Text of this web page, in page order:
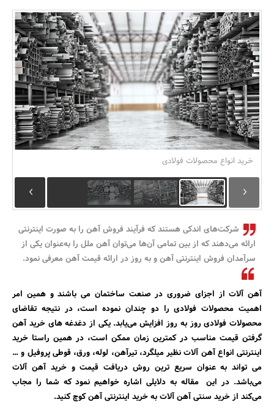
بانک، بیمه و سرمایه
مسکن و ساختمان
خرید انواع محصولات فولادی
شرکت‌های اندکی هستند که فرآیند فروش آهن را به صورت اینترنتی
ارائه می‌دهند که از بین تمامی آن‌ها می‌توان آهن ملل را به‌عنوان یکی از
سرآمدان فروش اینترنتی آهن و به روز در ارائه قیمت آهن معرفی نمود.
آهن‌ آلات از اجزای ضروری در صنعت ساختمان می باشند و همین امر
اهمیت محصولات فولادی را دو چندان نموده است، در نتیجه تقاضای
محصولات فولادی روز به روز افزایش می‌یابد. یکی از دغدغه های خرید آهن
گرفتن قیمت مناسب در کمترین زمان ممکن است، در همین راستا خرید
اینترنتی انواع آهن‌ آلات نظیر میلگرد، تیرآهن، لوله، ورق، قوطی پروفیل و …
می تواند به عنوان سریع ترین روش دریافت قیمت و خرید آهن آلات
می‌باشد. در این مقاله به دلایلی اشاره خواهیم نمود که شما را مجاب
می‌کند از خرید سنتی آهن‌ آلات به خرید اینترنتی آهن کوچ کنید.